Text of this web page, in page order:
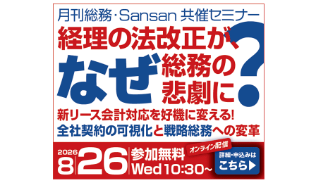
リスクマネジメント・BCP
社外・社内広報
社外・社内コミュニケーション活性化
FM・オフィス移転
CSR・SDGs
テクノロジー活用・DX
助成金・補助金・コスト削減
アウトソーシング・BPO
調査・レポート